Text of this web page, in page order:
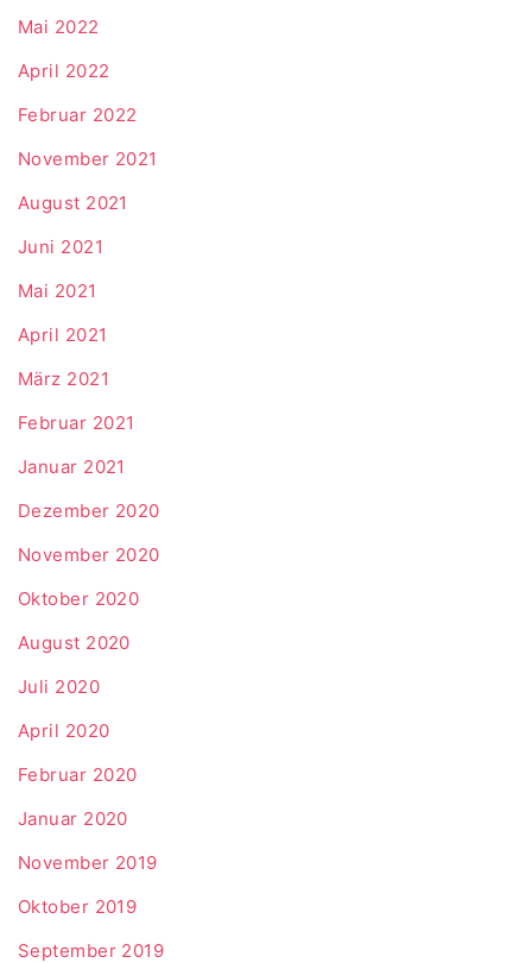
Mai 2022
April 2022
Februar 2022
November 2021
August 2021
Juni 2021
Mai 2021
April 2021
März 2021
Februar 2021
Januar 2021
Dezember 2020
November 2020
Oktober 2020
August 2020
Juli 2020
April 2020
Februar 2020
Januar 2020
November 2019
Oktober 2019
September 2019